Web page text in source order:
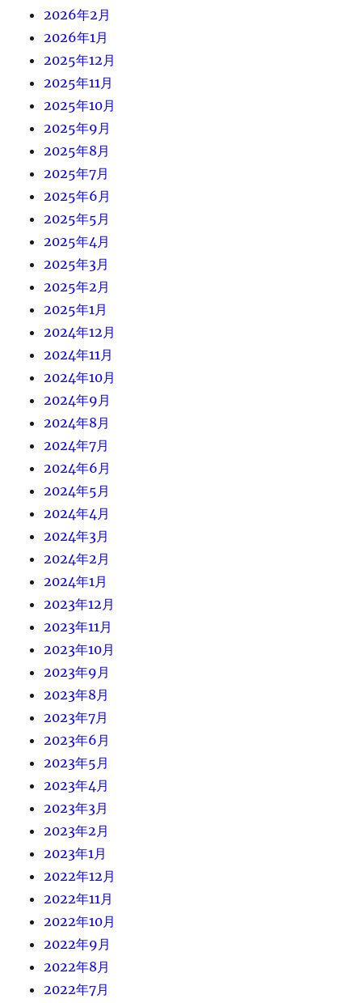
2026年2月
2026年1月
2025年12月
2025年11月
2025年10月
2025年9月
2025年8月
2025年7月
2025年6月
2025年5月
2025年4月
2025年3月
2025年2月
2025年1月
2024年12月
2024年11月
2024年10月
2024年9月
2024年8月
2024年7月
2024年6月
2024年5月
2024年4月
2024年3月
2024年2月
2024年1月
2023年12月
2023年11月
2023年10月
2023年9月
2023年8月
2023年7月
2023年6月
2023年5月
2023年4月
2023年3月
2023年2月
2023年1月
2022年12月
2022年11月
2022年10月
2022年9月
2022年8月
2022年7月